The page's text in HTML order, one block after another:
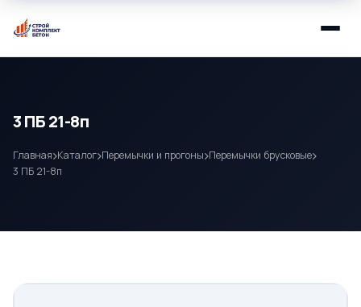
3 ПБ 21-8п
Главная Каталог Перемычки и прогоны Перемычки брусковые
3 ПБ 21-8п